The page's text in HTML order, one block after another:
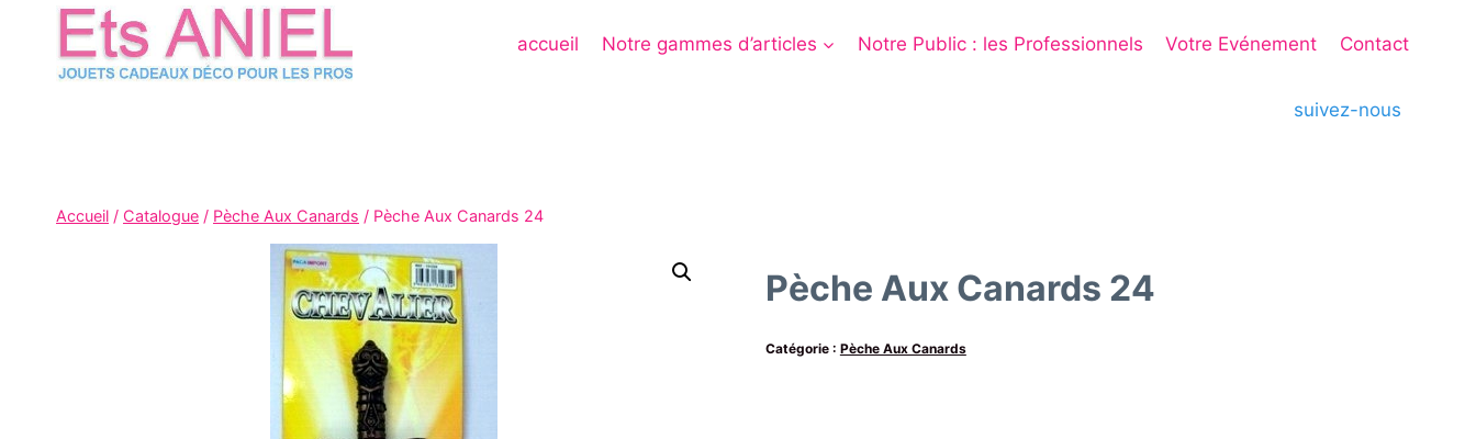
content
accueil Notre gammes d’articles Notre Public : les Professionnels Votre Evénement Contact
suivez-nous
Accueil / Catalogue / Pèche Aux Canards / Pèche Aux Canards 24
Pèche Aux Canards 24
Catégorie : Pèche Aux Canards